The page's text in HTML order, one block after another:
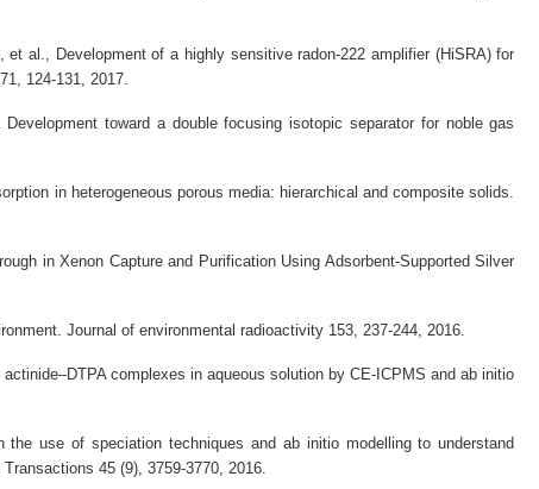
et al., Development of a highly sensitive radon-222 amplifier (HiSRA) for
124-131, 2017.
Development toward a double focusing isotopic separator for noble gas
in heterogeneous porous media: hierarchical and composite solids.
in Xenon Capture and Purification Using Adsorbent‐Supported Silver
Journal of environmental radioactivity 153, 237-244, 2016.
actinide–DTPA complexes in aqueous solution by CE-ICPMS and ab initio
the use of speciation techniques and ab initio modelling to understand
Transactions 45 (9), 3759-3770, 2016.